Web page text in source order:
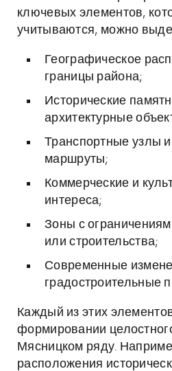
ключевых элементов,
учитываются, можно
Географическое
границы района;
Исторические
архитектурные
Транспортные узлы
маршруты;
Коммерческие и
интереса;
Зоны с
или строительства;
Современные
градостроительные
Каждый из этих
формировании
Мясницком ряду.
расположения